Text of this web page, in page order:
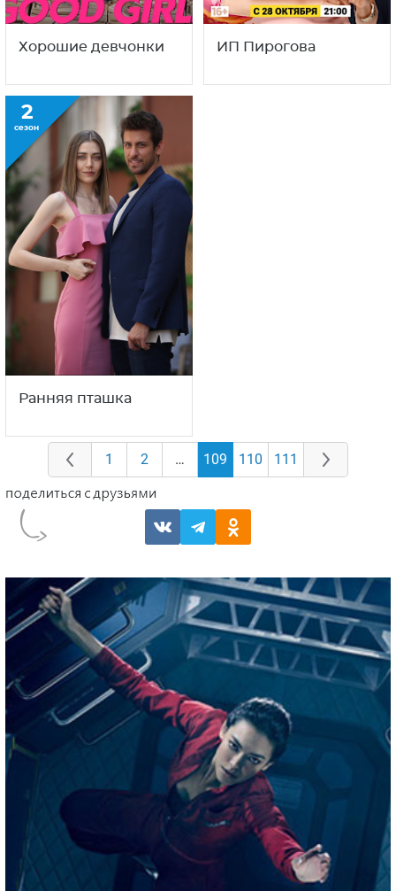
Хорошие девчонки ИП Пирогова
2
сезон
Ранняя пташка
1 2 … 109 110 111